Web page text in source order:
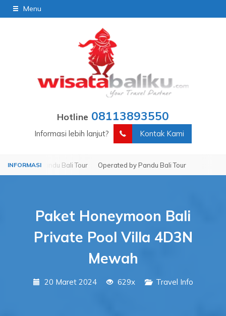
Menu
Hotline 08113893550
Informasi lebih lanjut? Kontak Kami
by Pandu Bali Tour Operated by Pandu Bali Tour
Paket Honeymoon Bali
Private Pool Villa 4D3N
Mewah
20 Maret 2024 629x Travel Info